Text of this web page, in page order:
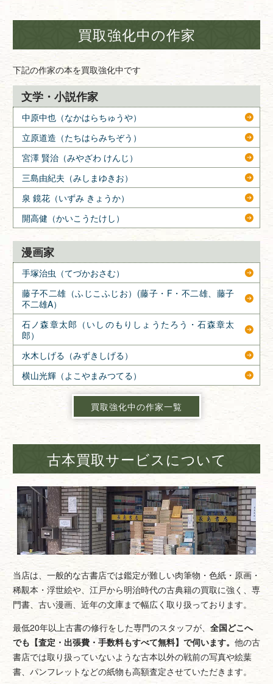
買取強化中の作家
下記の作家の本を買取強化中です
文学・小説作家
中原中也（なかはらちゅうや）
立原道造（たちはらみちぞう）
宮澤 賢治（みやざわ けんじ）
三島由紀夫（みしまゆきお）
泉 鏡花（いずみ きょうか）
開高健（かいこうたけし）
漫画家
手塚治虫（てづかおさむ）
藤子不二雄（ふじこふじお）(藤子・F・不二雄、藤子
不二雄A）
石ノ森章太郎（いしのもりしょうたろう・石森章太
郎）
水木しげる（みずきしげる）
横山光輝（よこやまみつてる）
買取強化中の作家一覧
古本買取サービスについて
当店は、一般的な古書店では鑑定が難しい肉筆物・色紙・原画・
稀覯本・浮世絵や、江戸から明治時代の古典籍の買取に強く、専
門書、古い漫画、近年の文庫まで幅広く取り扱っております。
最低20年以上古書の修行をした専門のスタッフが、 全国どこへ
でも【査定・出張費・手数料もすべて無料】で伺います。 他の古
書店では取り扱っていないような古本以外の戦前の写真や絵葉
書、パンフレットなどの紙物も高額査定させていただきます。